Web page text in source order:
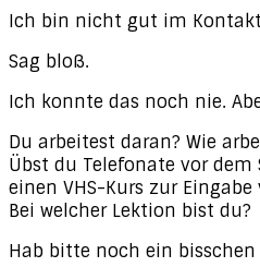
Ich bin nicht gut im
Sag bloß.
Ich konnte das noch nie.
Du arbeitest daran? Wie
Übst du Telefonate vor dem
einen VHS-Kurs zur
Bei welcher Lektion bist du?
Hab bitte noch ein